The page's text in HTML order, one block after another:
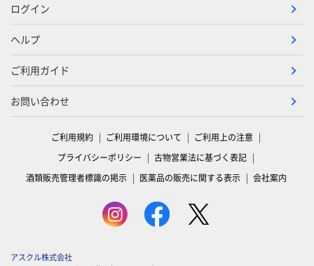
ログイン
ヘルプ
ご利用ガイド
お問い合わせ
ご利用規約 ご利用環境について
ご利用上の注意
プライバシーポリシー
古物営業法に基づく表記
酒類販売管理者標識の掲示
医薬品の販売に関する表示 会社案内
アスクル株式会社